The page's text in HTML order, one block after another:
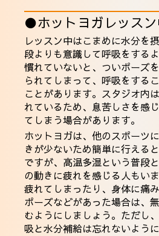
●ホットヨガレッス
レッスン中はこまめに水分を
段よりも意識して呼吸をする
慣れていないと、ついポーズ
られてしまって、呼吸をする
ことがあります。スタジオ内
れているため、息苦しさを感
てしまう場合があります。
ホットヨガは、他のスポーツ
きが少ないため簡単に行える
ですが、高温多湿という普段
の動きに疲れを感じる人もい
疲れてしまったり、身体に痛
ポーズなどがあった場合は、
むようにしましょう。ただし
吸と水分補給は忘れないよう